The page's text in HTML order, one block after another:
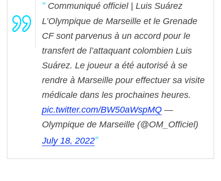
Communiqué officiel | Luis Suárez
L’Olympique de Marseille et le Grenade
CF sont parvenus à un accord pour le
transfert de l’attaquant colombien Luis
Suárez. Le joueur a été autorisé à se
rendre à Marseille pour effectuer sa visite
médicale dans les prochaines heures.
pic.twitter.com/BW50aWspMQ —
Olympique de Marseille (@OM_Officiel)
July 18, 2022